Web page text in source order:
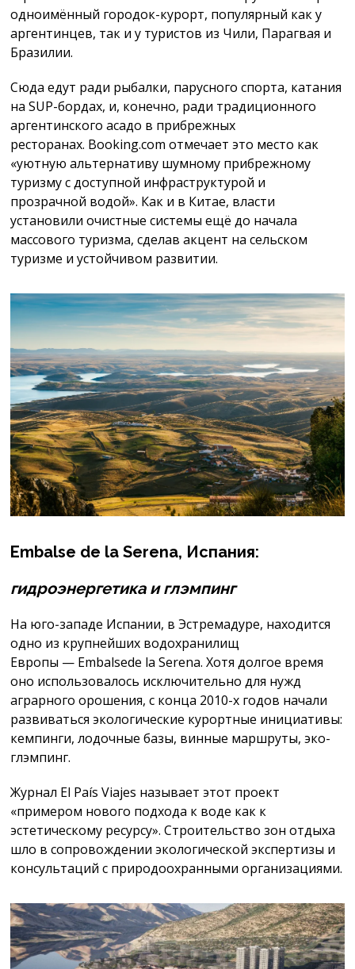
одноимённый городок-курорт, популярный как у
аргентинцев, так и у туристов из Чили, Парагвая и
Бразилии.
Сюда едут ради рыбалки, парусного спорта, катания
на SUP-бордах, и, конечно, ради традиционного
аргентинского асадо в прибрежных
ресторанах. Booking.com отмечает это место как
«уютную альтернативу шумному прибрежному
туризму с доступной инфраструктурой и
прозрачной водой». Как и в Китае, власти
установили очистные системы ещё до начала
массового туризма, сделав акцент на сельском
туризме и устойчивом развитии.
Embalse de la Serena, Испания:
гидроэнергетика иглэмпинг
На юго-западе Испании, в Эстремадуре, находится
одно из крупнейших водохранилищ
Европы — Embalsede la Serena. Хотя долгое время
оно использовалось исключительно для нужд
аграрного орошения, с конца 2010-х годов начали
развиваться экологические курортные инициативы:
кемпинги, лодочные базы, винные маршруты, эко-
глэмпинг.
Журнал El País Viajes называет этот проект
«примером нового подхода к воде как к
эстетическому ресурсу». Строительство зон отдыха
шло в сопровождении экологической экспертизы и
консультаций с природоохранными организациями.